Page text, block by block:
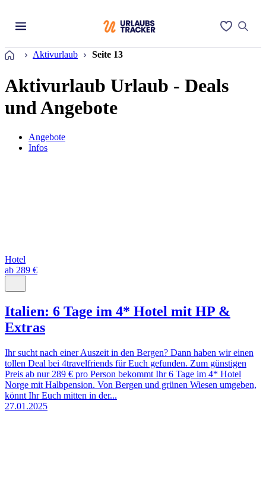
Startseite
Aktivurlaub Seite 13
Aktivurlaub Urlaub - Deals
und Angebote
Angebote
Infos
Hotel
ab 289 €
Italien: 6 Tage im 4* Hotel mit HP &
Extras
Ihr sucht nach einer Auszeit in den Bergen? Dann haben wir einen
tollen Deal bei 4travelfriends für Euch gefunden. Zum günstigen
Preis ab nur 289 € pro Person bekommt Ihr 6 Tage im 4* Hotel
Norge mit Halbpension. Von Bergen und grünen Wiesen umgeben,
könnt Ihr Euch mitten in der...
27.01.2025